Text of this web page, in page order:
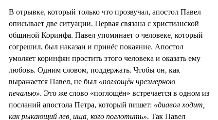
В отрывке, который только что прозвучал, апостол Павел
описывает две ситуации. Первая связана с христианской
общиной Коринфа. Павел упоминает о человеке, который
согрешил, был наказан и принёс покаяние. Апостол
умоляет коринфян простить этого человека и оказать ему
любовь. Одним словом, поддержать. Чтобы он, как
выражается Павел, не был «поглощён чрезмерною
печалью». Это же слово «поглощён» встречается в одном из
посланий апостола Петра, который пишет: «диавол ходит,
как рыкающий лев, ища, кого поглотить». Так Павел